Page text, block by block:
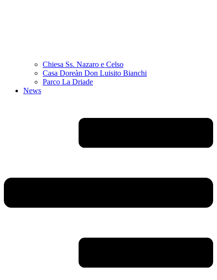
Chiesa Ss. Nazaro e Celso
Casa Doreàn Don Luisito Bianchi
Parco La Driade
News